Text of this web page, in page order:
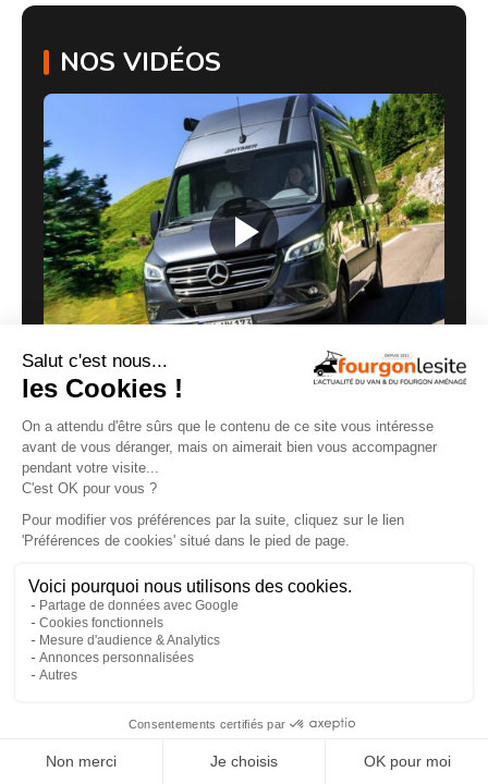
NOS VIDÉOS
Routeur 5G, autonomie renforcée :
présentation de l’Hymer Grand Canyon S
Xperience
29/07/2026